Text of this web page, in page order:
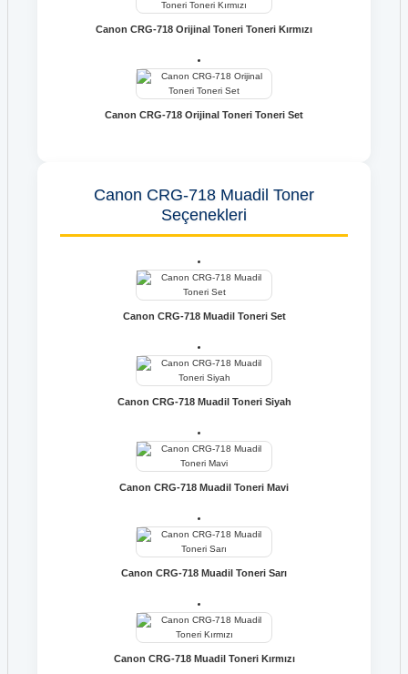
Canon CRG-718 Orijinal Toneri Toneri Kırmızı
Canon CRG-718 Orijinal Toneri Toneri Set
Canon CRG-718 Muadil Toner
Seçenekleri
Canon CRG-718 Muadil Toneri Set
Canon CRG-718 Muadil Toneri Siyah
Canon CRG-718 Muadil Toneri Mavi
Canon CRG-718 Muadil Toneri Sarı
Canon CRG-718 Muadil Toneri Kırmızı